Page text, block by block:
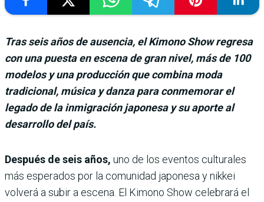
Tras seis años de ausencia, el Kimono Show regresa
con una puesta en escena de gran nivel, más de 100
modelos y una producción que combina moda
tradicional, música y danza para conmemorar el
legado de la inmigración japonesa y su aporte al
desarrollo del país.
Después de seis años, uno de los eventos culturales
más esperados por la comunidad japonesa y nikkei
volve­rá a subir a escena. El Kimono Show celebrará el